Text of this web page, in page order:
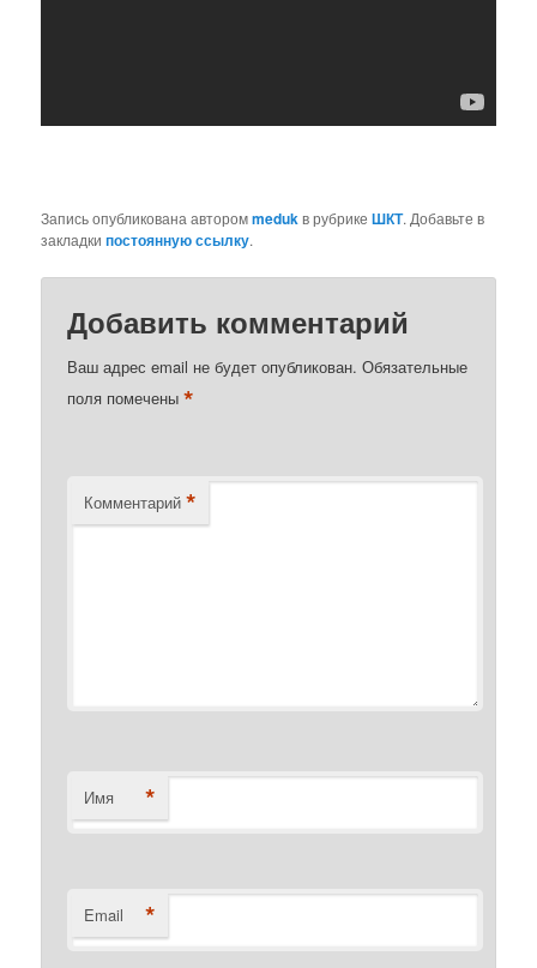
Запись опубликована авторомmedukв рубрикеШКТ. Добавьте в
закладкипостоянную ссылку.
Добавить комментарий
Ваш адрес email не будет опубликован. Обязательные
поля помечены*
Комментарий *
Имя *
Email *